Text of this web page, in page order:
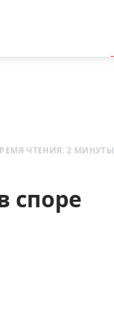
ЧТЕНИЯ: 2 МИНУТЫ
споре